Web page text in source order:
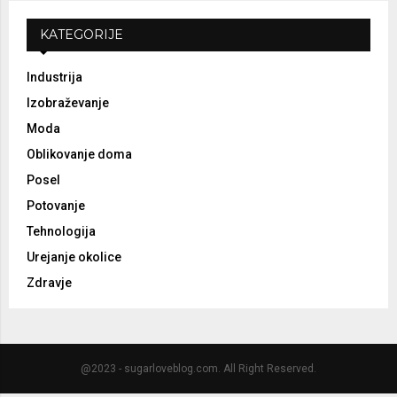
KATEGORIJE
Industrija
Izobraževanje
Moda
Oblikovanje doma
Posel
Potovanje
Tehnologija
Urejanje okolice
Zdravje
@2023 - sugarloveblog.com. All Right Reserved.